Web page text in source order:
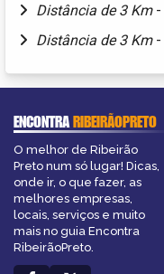
Distância de 3 Km -
Distância de 3 Km -
ENCONTRARIBEIRÃOPRETO
O melhor de Ribeirão
Preto num só lugar! Dicas,
onde ir, o que fazer, as
melhores empresas,
locais, serviços e muito
mais no guia Encontra
RibeirãoPreto.